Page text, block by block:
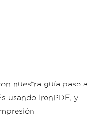
nuestra guía paso a
usando IronPDF, y